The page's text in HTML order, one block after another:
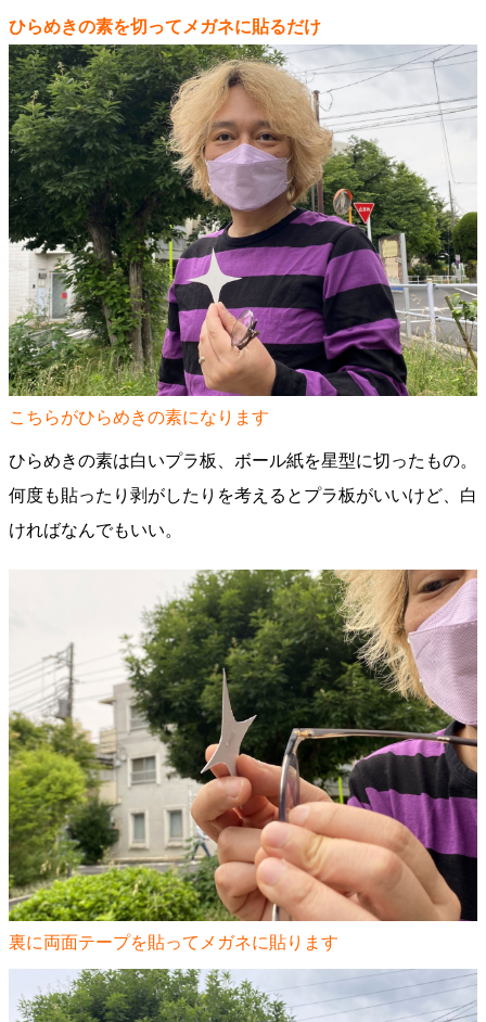
ひらめきの素を切ってメガネに貼るだけ
こちらがひらめきの素になります
ひらめきの素は白いプラ板、ボール紙を星型に切ったもの。
何度も貼ったり剥がしたりを考えるとプラ板がいいけど、白
ければなんでもいい。
裏に両面テープを貼ってメガネに貼ります